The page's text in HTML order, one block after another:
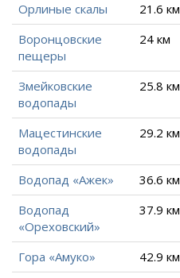
Орлиные скалы
21.6 км
Воронцовские
пещеры
24 км
Змейковские
водопады
25.8 км
Мацестинские
водопады
29.2 км
Водопад «Ажек» 36.6 км
Водопад
«Ореховский»
37.9 км
Гора «Амуко» 42.9 км